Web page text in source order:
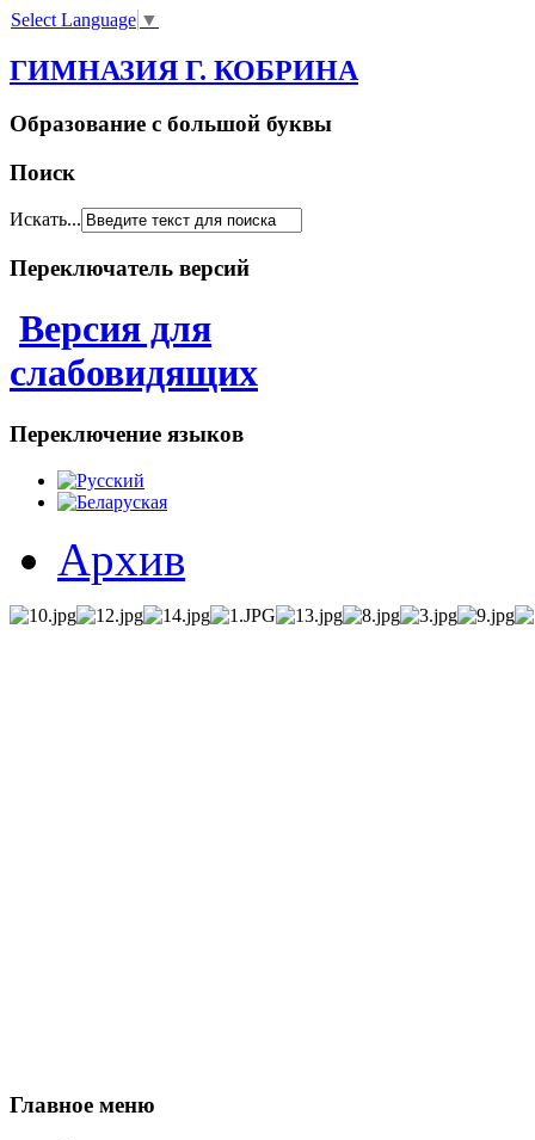
Select Language ▼
ГИМНАЗИЯ Г. КОБРИНА
Образование с большой буквы
Поиск
Искать...
Переключатель версий
Версия для
слабовидящих
Переключение языков
Архив
Главное меню